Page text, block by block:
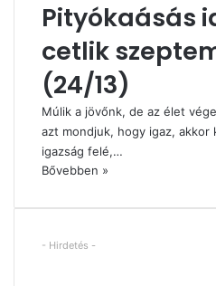
Pityókaásás
cetlik
(24/13)
Múlik a jövőnk, de az élet
azt mondjuk, hogy igaz, akkor
igazság felé,…
Bővebben »
- Hirdetés -